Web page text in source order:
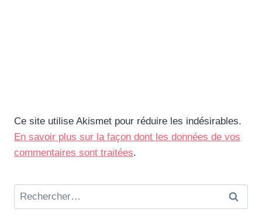
Ce site utilise Akismet pour réduire les indésirables.
En savoir plus sur la façon dont les données de vos
commentaires sont traitées.
Rechercher :